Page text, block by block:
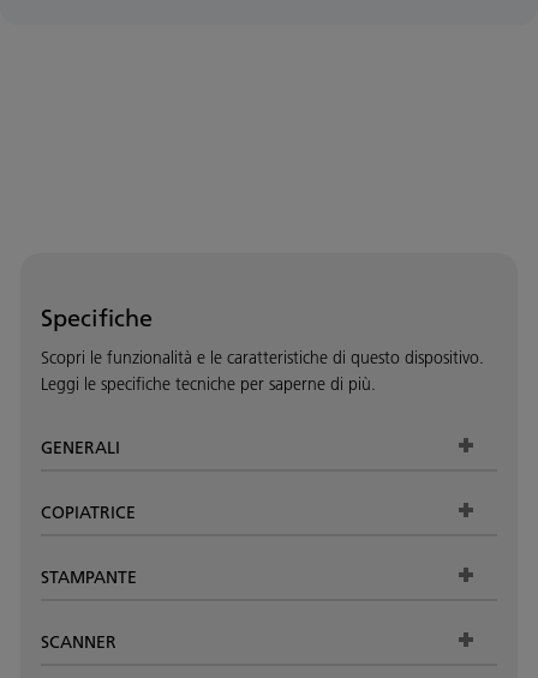
Specifiche
Scopri le funzionalità e le caratteristiche di questo dispositivo.
Leggi le specifiche tecniche per saperne di più.
GENERALI
COPIATRICE
STAMPANTE
SCANNER